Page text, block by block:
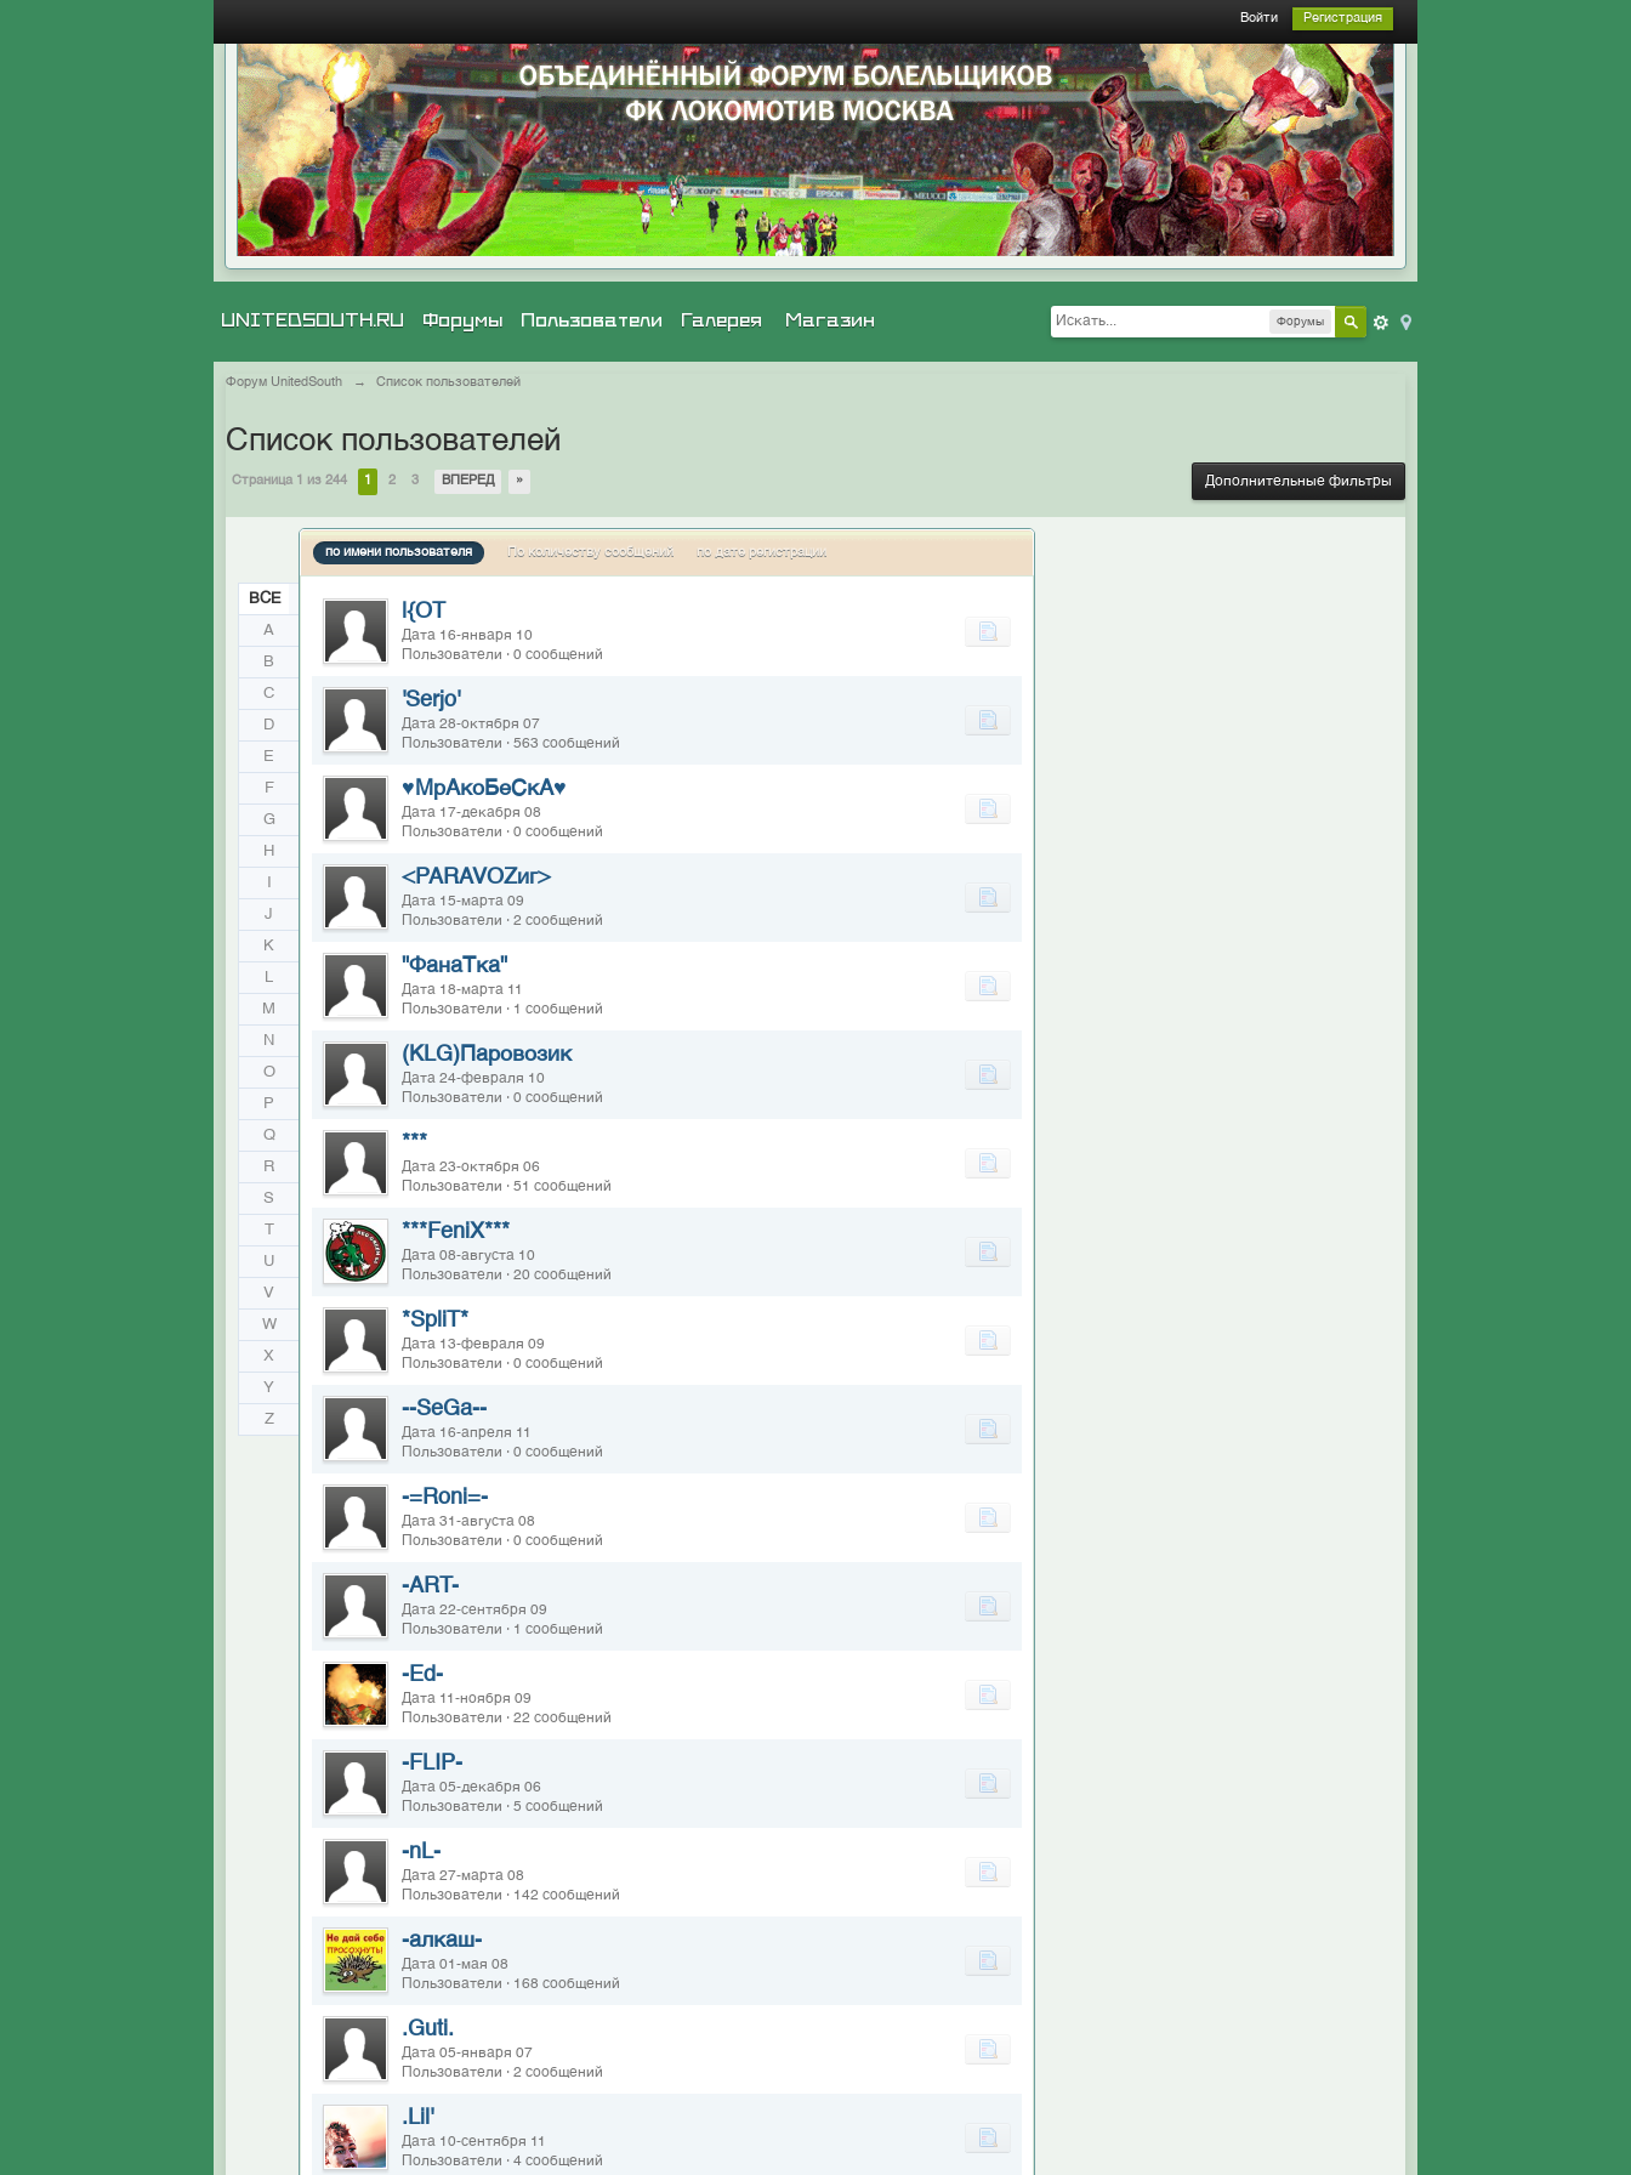
Войти Регистрация
Форумы
UNITEDSOUTH.RU Галерея Магазин
Форумы Пользователи
Форум UnitedSouth → Список пользователей
Список пользователей
Страница 1 из 244 1 2 3 ВПЕРЕД » Дополнительные фильтры
ВСЕ
A
B
C
D
E
F
G
H
J
K
L
M
N
O
P
Q
R
S
T
U
V
W
X
Y
Z
по имени пользователя По количеству сообщений по дате регистрации
|{OT
Дата 16-января 10
Пользователи · 0 сообщений
'Serjo'
Дата 28-октября 07
Пользователи · 563 сообщений
♥МрАкоБеСкА♥
Дата 17-декабря 08
Пользователи · 0 сообщений
<PARAVOZиг>
Дата 15-марта 09
Пользователи · 2 сообщений
"ФанаТка"
Дата 18-марта 11
Пользователи · 1 сообщений
(KLG)Паровозик
Дата 24-февраля 10
Пользователи · 0 сообщений
***
Дата 23-октября 06
Пользователи · 51 сообщений
***FeniX***
Дата 08-августа 10
Пользователи · 20 сообщений
*SpliT*
Дата 13-февраля 09
Пользователи · 0 сообщений
--SeGa--
Дата 16-апреля 11
Пользователи · 0 сообщений
-=Roni=-
Дата 31-августа 08
Пользователи · 0 сообщений
-ART-
Дата 22-сентября 09
Пользователи · 1 сообщений
-Ed-
Дата 11-ноября 09
Пользователи · 22 сообщений
-FLIP-
Дата 05-декабря 06
Пользователи · 5 сообщений
-nL-
Дата 27-марта 08
Пользователи · 142 сообщений
-алкаш-
Дата 01-мая 08
Пользователи · 168 сообщений
.Guti.
Дата 05-января 07
Пользователи · 2 сообщений
.Lil'
Дата 10-сентября 11
Пользователи · 4 сообщений